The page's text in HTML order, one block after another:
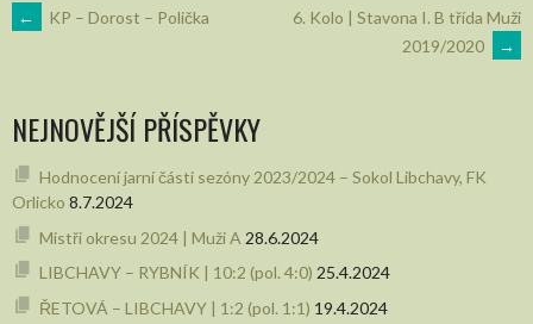
POST
NAVIGATION
← KP – Dorost – Polička
6. Kolo | Stavona I. B třída Muži
2019/2020
→
NEJNOVĚJŠÍ PŘÍSPĚVKY
Hodnocení jarní části sezóny 2023/2024 – Sokol Libchavy, FK
Orlicko 8.7.2024
Mistři okresu 2024 | Muži A 28.6.2024
LIBCHAVY – RYBNÍK | 10:2 (pol. 4:0) 25.4.2024
ŘETOVÁ – LIBCHAVY | 1:2 (pol. 1:1) 19.4.2024